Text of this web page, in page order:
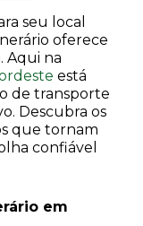
seu local
oferece
Aqui na
está
de transporte
Descubra os
que tornam
confiável
em